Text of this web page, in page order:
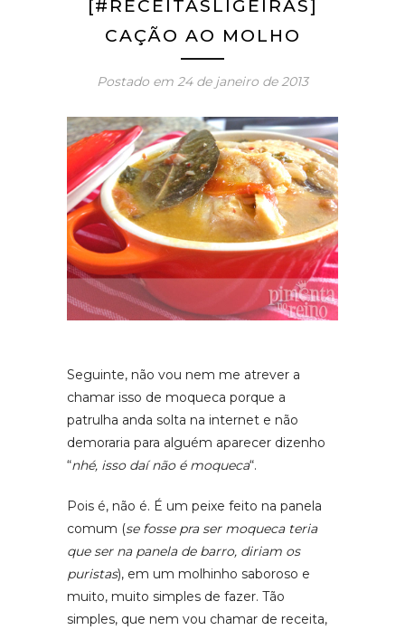
[#RECEITASLIGEIRAS]
CAÇÃO AO MOLHO
Postado em 24 de janeiro de 2013
Seguinte, não vou nem me atrever a
chamar isso de moqueca porque a
patrulha anda solta na internet e não
demoraria para alguém aparecer dizenho
“nhé, isso daí não é moqueca“.
Pois é, não é. É um peixe feito na panela
comum (se fosse pra ser moqueca teria
que ser na panela de barro, diriam os
puristas), em um molhinho saboroso e
muito, muito simples de fazer. Tão
simples, que nem vou chamar de receita,